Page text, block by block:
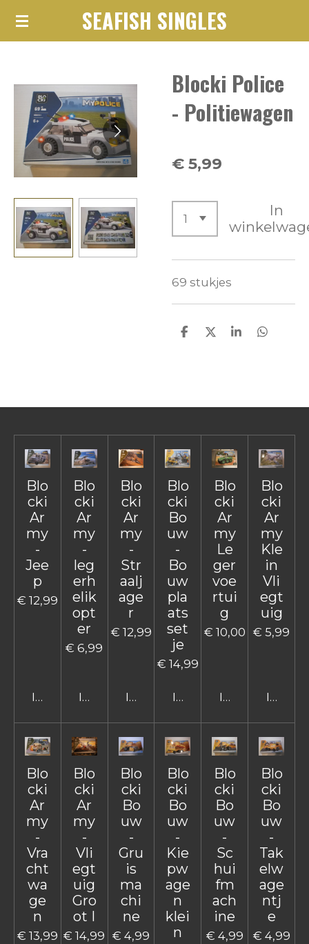
Ga
hoofdinhoud
SEAFISH SINGLES
Blocki Police
- Politiewagen
€ 5,99
In
69 stukjes
D
D
S
D
Blo
cki
Ar
my
-
Jee
p
€ 12,99
In winkelwagen
Blo
cki
Ar
my
-
leg
erh
elik
opt
er
€ 6,99
In winkelwagen
Blo
cki
Ar
my
-
Str
aalj
age
r
€ 12,99
In winkelwagen
Blo
cki
Bo
uw
-
Bo
uw
pla
ats
set
je
€ 14,99
In winkelwagen
Blo
cki
Ar
my
Le
ger
voe
rtui
g
€ 10,00
In
Blo
cki
Ar
my
Kle
in
Vli
egt
uig
€ 5,99
In
Blo
cki
Ar
my
-
Vra
cht
wa
ge
n
€ 13,99
Blo
cki
Ar
my
-
Vli
egt
uig
Gro
ot I
€ 14,99
Blo
cki
Bo
uw
-
Gru
is
ma
chi
ne
€ 4,99
Blo
cki
Bo
uw
-
Kie
pw
age
n
klei
n
Blo
cki
Bo
uw
-
Sc
hui
fm
ach
ine
€ 4,99
Blo
cki
Bo
uw
-
Tak
elw
age
ntj
e
€ 4,99